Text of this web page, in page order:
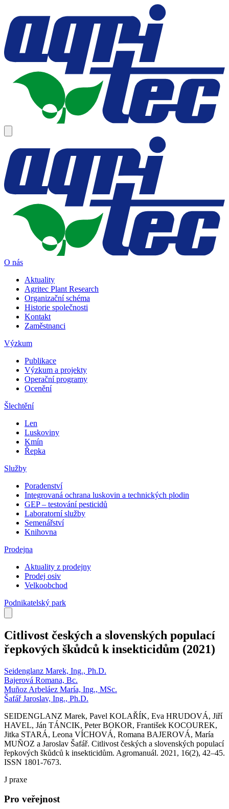
O nás
Aktuality
Agritec Plant Research
Organizační schéma
Historie společnosti
Kontakt
Zaměstnanci
Výzkum
Publikace
Výzkum a projekty
Operační programy
Ocenění
Šlechtění
Len
Luskoviny
Kmín
Řepka
Služby
Poradenství
Integrovaná ochrana luskovin a technických plodin
GEP – testování pesticidů
Laboratorní služby
Semenářství
Knihovna
Prodejna
Aktuality z prodejny
Prodej osiv
Velkoobchod
Podnikatelský park
Citlivost českých a slovenských populací
řepkových škůdců k insekticidům (2021)
Seidenglanz Marek, Ing., Ph.D.
Bajerová Romana, Bc.
Muñoz Arbeláez María, Ing., MSc.
Šafář Jaroslav, Ing., Ph.D.
SEIDENGLANZ Marek, Pavel KOLAŘÍK, Eva HRUDOVÁ, Jiří
HAVEL, Ján TÁNCIK, Peter BOKOR, František KOCOUREK,
Jitka STARÁ, Leona VÍCHOVÁ, Romana BAJEROVÁ, María
MUÑOZ a Jaroslav Šafář. Citlivost českých a slovenských populací
řepkových škůdců k insekticidům. Agromanuál. 2021, 16(2), 42–45.
ISSN 1801-7673.
J praxe
Pro veřejnost